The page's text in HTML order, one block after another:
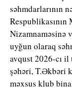
səhmdarlarının
Nizamnaməsinə
uyğun olaraq
avqust 2026-cı
şəhəri, T.Əkbəri
məxsus klub